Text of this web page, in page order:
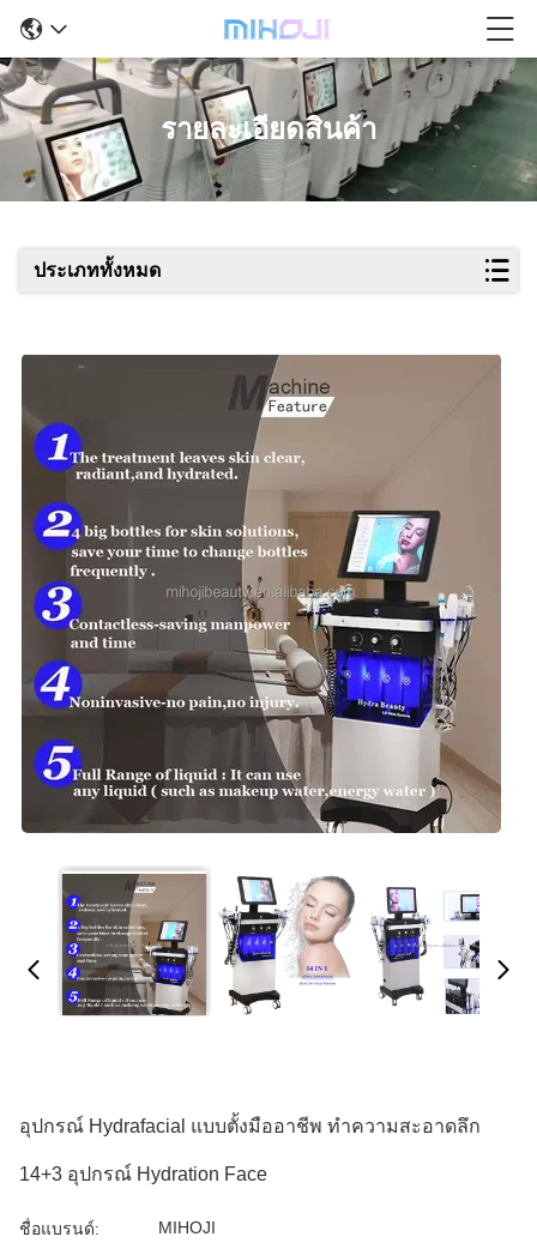
รายละเอียดสินค้า
ประเภททั้งหมด
อุปกรณ์ Hydrafacial แบบตั้งมืออาชีพ ทําความสะอาดลึก
14+3 อุปกรณ์ Hydration Face
ชื่อแบรนด์: MIHOJI